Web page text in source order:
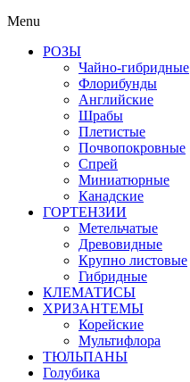
Menu
РОЗЫ
Чайно-гибридные
Флорибунды
Английские
Шрабы
Плетистые
Почвопокровные
Спрей
Миниатюрные
Канадские
ГОРТЕНЗИИ
Метельчатые
Древовидные
Крупно листовые
Гибридные
КЛЕМАТИСЫ
ХРИЗАНТЕМЫ
Корейские
Мультифлора
ТЮЛЬПАНЫ
Голубика